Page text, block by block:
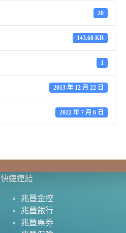
20
143.68 KB
1
2013 年 12 月 22 日
2022 年 7 月 6 日
快速連結
兆豐金控
兆豐銀行
兆豐票券